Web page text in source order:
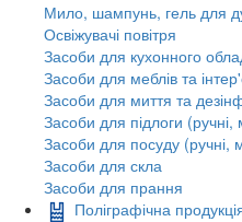
Мило, шампунь, гель для
Освіжувачі повітря
Засоби для кухонного
Засоби для меблів та
Засоби для миття та
Засоби для підлоги (ручні,
Засоби для посуду (ручні,
Засоби для скла
Засоби для прання
Поліграфічна